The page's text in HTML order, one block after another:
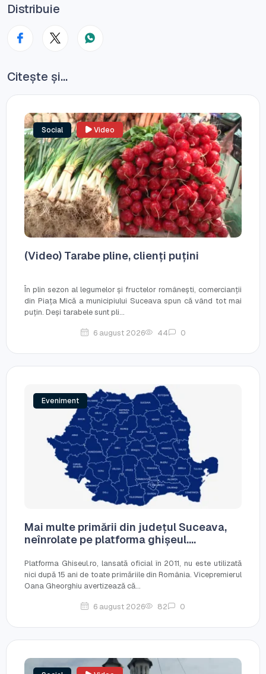
Distribuie
Citește și...
Social Video
(Video) Tarabe pline, clienți puțini
În plin sezon al legumelor și fructelor românești, comercianții
din Piața Mică a municipiului Suceava spun că vând tot mai
puțin. Deși tarabele sunt pli...
6 august 2026 44 0
Eveniment
Mai multe primării din județul Suceava,
neînrolate pe platforma ghișeul....
Platforma Ghiseul.ro, lansată oficial în 2011, nu este utilizată
nici după 15 ani de toate primăriile din România. Vicepremierul
Oana Gheorghiu avertizează că...
6 august 2026 82 0